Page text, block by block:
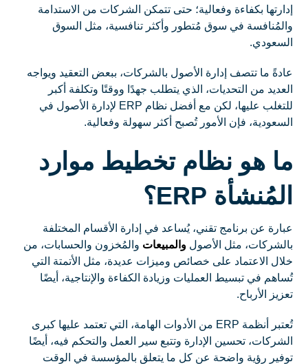
إدارتها بكفاءة وفعالية؛ حتى تتمكن الشركات من الاستدامة
والمُنافسة في سوق مُتطور وأكثر تنافسية، مثل السوق
السعودي.
عادةً ما تتصف إدارة الأصول بالشركات، ببعض التعقيد ويواجه
العديد من التحديات، الذي يتطلب جهدًا ووقتًا وتكلفة أكبر
للتغلب عليها، لكن مع أفضل نظام ERP لإدارة الأصول في
السعودية، فإن الأمور تُصبح أكثر سهولة وفعالية.
ما هو نظام تخطيط موارد
المُنشأة ERP؟
عبارة عن برنامج تقني، يُساعد في إدارة الأقسام المختلفة
بالشركات، مثل الأصولوالمبيعات والمُخزون والحسابات، من
خلال الاعتماد على خصائص وميزات عديدة، مثل الأتمتة التي
تُساهم في تبسيط العمليات وزيادة الكفاءة والإنتاجية، أيضًا
تعزيز الأرباح.
تُعتبر أنظمة ERP من الأدوات الهامة، التي تعتمد عليها كبرى
الشركات، تحسين الإدارة وتتبع سير العمل والتحكم فيه، أيضًا
توفير رؤية واضحة عن كل ما يتعلق بالمؤسسة في الوقت